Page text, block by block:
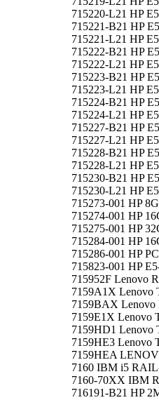
715220-L21 HP
715221-B21 HP
715221-L21 HP
715222-B21 HP
715222-L21 HP
715223-B21 HP
715223-L21 HP
715224-B21 HP
715224-L21 HP
715227-B21 HP
715227-L21 HP
715228-B21 HP
715228-L21 HP
715230-B21 HP
715230-L21 HP
715273-001 HP
715274-001 HP
715275-001 HP
715284-001 HP
715286-001 HP
715823-001 HP
715952F Lenovo
7159A1X Lenovo
7159BAX Lenovo
7159E1X Lenovo
7159HD1 Lenovo
7159HE3 Lenovo
7159HEA
7160 IBM i5
7160-70XX IBM
716191-B21 HP